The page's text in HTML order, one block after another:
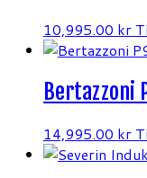
10,995.00 kr
Bertazzoni
14,995.00 kr